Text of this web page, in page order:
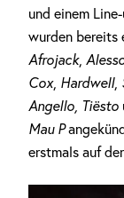
und einem
wurden bereits
Afrojack,
Cox, Hardwell,
Angello, Tiësto
Mau P
erstmals auf